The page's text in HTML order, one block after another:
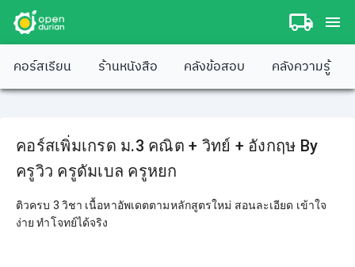
คอร์สเรียน ร้านหนังสือ คลังข้อสอบ คลังความรู้
คอร์สเพิ่มเกรด ม.3 คณิต + วิทย์ + อังกฤษ By
ครูวิว ครูดัมเบล ครูหยก
ติวครบ 3 วิชา เนื้อหาอัพเดตตามหลักสูตรใหม่ สอนละเอียด เข้าใจ
ง่าย ทำโจทย์ได้จริง